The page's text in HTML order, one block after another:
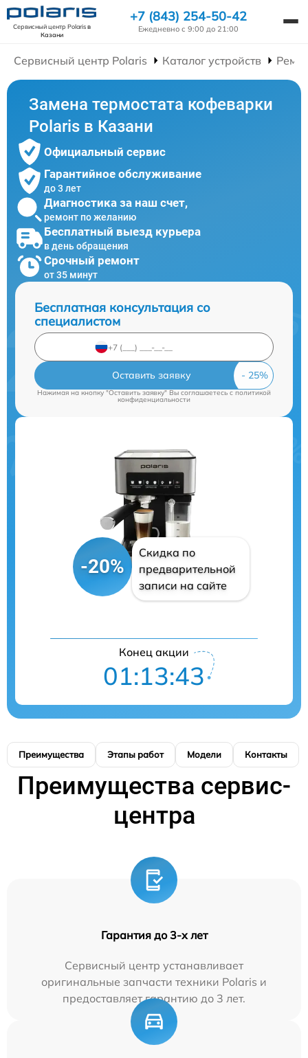
Сервисный центр Polarisв
Казани
+7 (843) 254-50-42
Ежедневно с 9:00 до 21:00
Сервисный центр Polaris Каталог устройств
Замена термостата кофеварки
Polaris в Казани
Официальный сервис
Гарантийное обслуживание
до 3 лет
Диагностика за наш счет,
ремонт по желанию
Бесплатный выезд курьера
в день обращения
Срочный ремонт
от 35 минут
Бесплатная консультация со
специалистом
Оставить заявку
Нажимая на кнопку "Оставить заявку" Вы соглашаетесь cполитикой
конфиденциальности
-20%
Скидка по
предварительной
записи на сайте
Конец акции
01:13:43
Преимущества Этапы работ Модели Контакты
Преимущества сервис-
центра
Гарантия до 3-х лет
Сервисный центр устанавливает
оригинальные запчасти техники Polaris и
предоставляет гарантию до 3 лет.